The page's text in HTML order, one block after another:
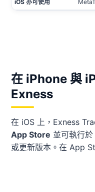
iOS 亦可使用
在 iPhone 與
Exness
在 iOS 上，Exness
App Store 並可執行於
或更新版本。在 App